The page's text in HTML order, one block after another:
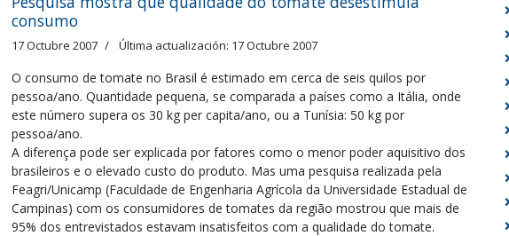
consumo
17 Octubre 2007 Última actualización: 17 Octubre 2007
O consumo de tomate no Brasil é estimado em cerca de seis quilos por
pessoa/ano. Quantidade pequena, se comparada a países como a Itália, onde
este número supera os 30 kg per capita/ano, ou a Tunísia: 50 kg por
pessoa/ano.
A diferença pode ser explicada por fatores como o menor poder aquisitivo dos
brasileiros e o elevado custo do produto. Mas uma pesquisa realizada pela
Feagri/Unicamp (Faculdade de Engenharia Agrícola da Universidade Estadual de
Campinas) com os consumidores de tomates da região mostrou que mais de
95% dos entrevistados estavam insatisfeitos com a qualidade do tomate.